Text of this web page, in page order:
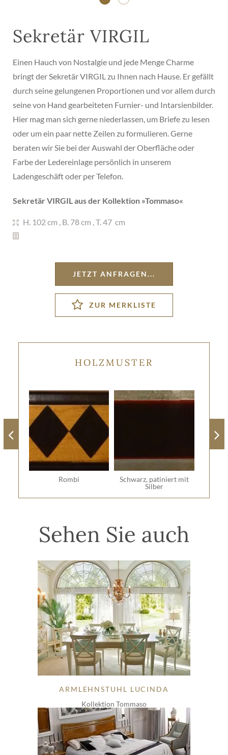
Sekretär VIRGIL
Einen Hauch von Nostalgie und jede Menge Charme
bringt der Sekretär VIRGIL zu Ihnen nach Hause. Er gefällt
durch seine gelungenen Proportionen und vor allem durch
seine von Hand gearbeiteten Furnier- und Intarsienbilder.
Hier mag man sich gerne niederlassen, um Briefe zu lesen
oder um ein paar nette Zeilen zu formulieren. Gerne
beraten wir Sie bei der Auswahl der Oberfläche oder
Farbe der Ledereinlage persönlich in unserem
Ladengeschäft oder per Telefon.
Sekretär VIRGIL aus der Kollektion »Tommaso«
H. 102 cm , B. 78 cm ,T. 47 cm
JETZT ANFRAGEN...
HOLZMUSTER
Rombi
Schwarz, patiniert mit
Silber
Sehen Sie auch
ARMLEHNSTUHL LUCINDA
Kollektion Tommaso